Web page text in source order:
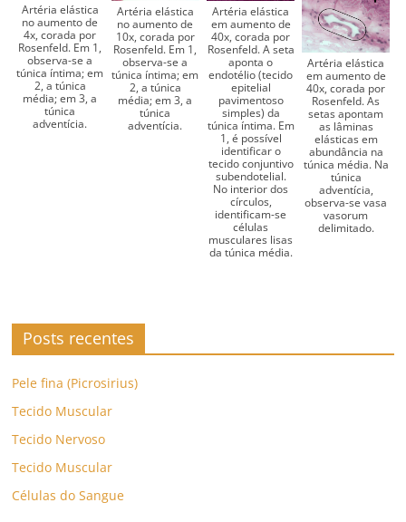
Artéria elástica
no aumento de
4x, corada por
Rosenfeld. Em 1,
observa-se a
túnica íntima; em
2, a túnica
média; em 3, a
túnica
adventícia.
Artéria elástica
no aumento de
10x, corada por
Rosenfeld. Em 1,
observa-se a
túnica íntima; em
2, a túnica
média; em 3, a
túnica
adventícia.
Artéria elástica
em aumento de
40x, corada por
Rosenfeld. A seta
aponta o
endotélio (tecido
epitelial
pavimentoso
simples) da
túnica íntima. Em
1, é possível
identificar o
tecido conjuntivo
subendotelial.
No interior dos
círculos,
identificam-se
células
musculares lisas
da túnica média.
Artéria elástica
em aumento de
40x, corada por
Rosenfeld. As
setas apontam
as lâminas
elásticas em
abundância na
túnica média. Na
túnica
adventícia,
observa-se vasa
vasorum
delimitado.
Posts recentes
Pele fina (Picrosirius)
Tecido Muscular
Tecido Nervoso
Tecido Muscular
Células do Sangue